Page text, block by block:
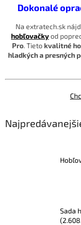
Dokonalé
Na extratech.sk
hobľovačkyod
Pro. Tietokvalitné
hladkých a presných
Sada